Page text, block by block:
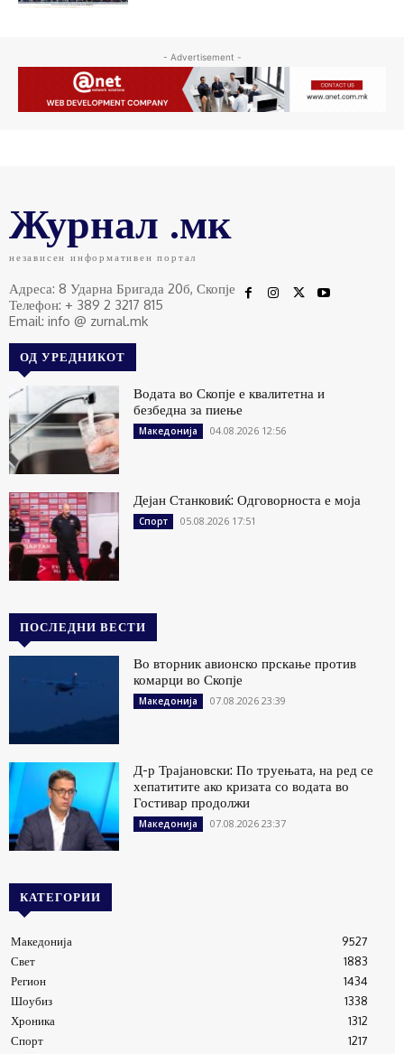
- Advertisement -
Журнал .мк
независен информативен портал
Адреса: 8 Ударна Бригада 20б, Скопје
Телефон: + 389 2 3217 815
Email: info @ zurnal.mk
ОД УРЕДНИКОТ
Водата во Скопје е квалитетна и
безбедна за пиење
Македонија 04.08.2026 12:56
Дејан Станковиќ: Одговорноста е моја
Спорт 05.08.2026 17:51
ПОСЛЕДНИ ВЕСТИ
Во вторник авионско прскање против
комарци во Скопје
Македонија 07.08.2026 23:39
Д-р Трајановски: По труењата, на ред се
хепатитите ако кризата со водата во
Гостивар продолжи
Македонија 07.08.2026 23:37
КАТЕГОРИИ
Македонија
9527
Свет
1883
Регион
1434
Шоубиз
1338
Хроника
1312
Спорт
1217